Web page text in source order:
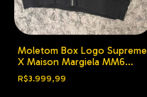
Moletom Box Logo Supreme
X Maison Margiela MM6
Preto
R$3.999,99